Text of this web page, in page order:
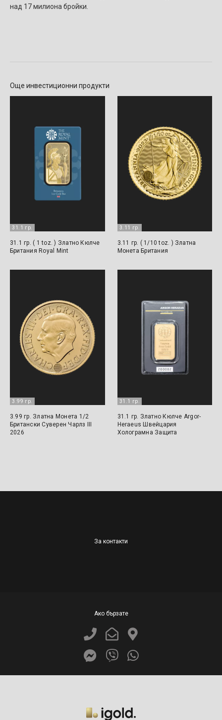
над 17 милиона бройки.
Още инвестиционни продукти
31.1 гр.
31.1 гр. ( 1 toz. ) Златно Кюлче
Британия Royal Mint
3.11 гр.
3.11 гр. ( 1/10 toz. ) Златна
Монета Британия
3.99 гр.
3.99 гр. Златна Монета 1/2
Британски Суверен Чарлз III
2026
31.1 гр.
31.1 гр. Златно Кюлче Argor-
Heraeus Швейцария
Холограмна Защита
За контакти
Ако бързате